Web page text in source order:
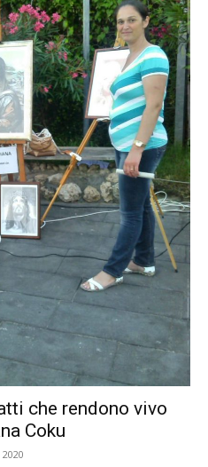
che rendono vivo
Coku